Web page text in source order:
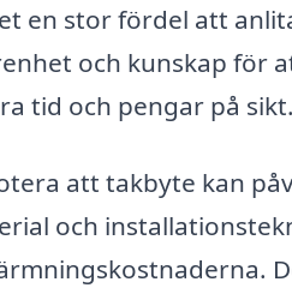
en stor fördel att
och kunskap
tid och pengar på sikt.
att takbyte kan
och